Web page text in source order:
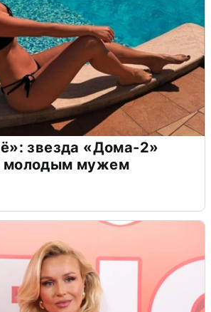
звезда «Дома-2»
молодым мужем